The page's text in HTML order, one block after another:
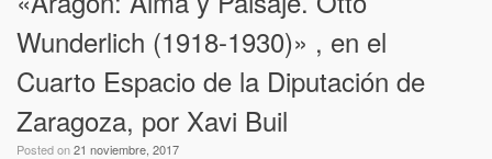
Wunderlich (1918-1930)» , en el
Cuarto Espacio de la Diputación de
Zaragoza, por Xavi Buil
Posted on21 noviembre, 2017